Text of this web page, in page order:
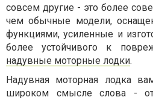
совсем другие - это более
чем обычные модели,
функциями, усиленные и
более устойчивого к
надувные моторные лодки.
Надувная моторная лодка
широком смысле слова -